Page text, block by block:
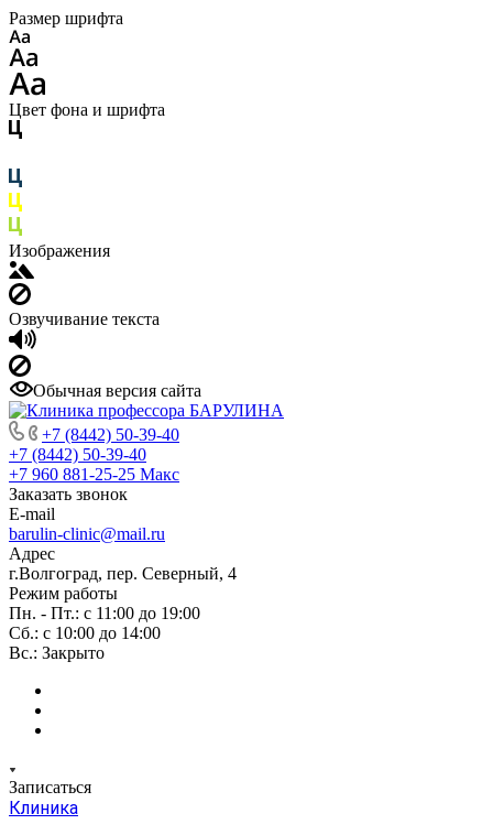
Размер шрифта
Цвет фона и шрифта
Изображения
Озвучивание текста
Обычная версия сайта
+7 (8442) 50-39-40
+7 (8442) 50-39-40
+7 960 881-25-25 Макс
Заказать звонок
E-mail
barulin-clinic@mail.ru
Адрес
г.Волгоград, пер. Северный, 4
Режим работы
Пн. - Пт.: с 11:00 до 19:00
Сб.: с 10:00 до 14:00
Вс.: Закрыто
Записаться
Клиника